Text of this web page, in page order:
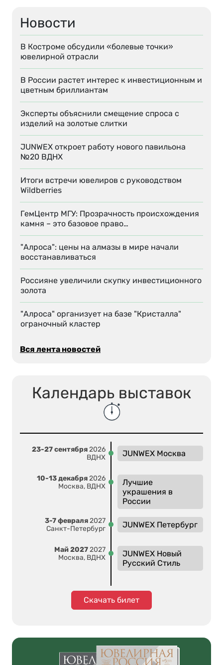
Новости
В Костроме обсудили «болевые точки»
ювелирной отрасли
В России растет интерес к инвестиционным и
цветным бриллиантам
Эксперты объяснили смещение спроса с
изделий на золотые слитки
JUNWEX откроет работу нового павильона
№20 ВДНХ
Итоги встречи ювелиров с руководством
Wildberries
ГемЦентр МГУ: Прозрачность происхождения
камня – это базовое право…
"Алроса": цены на алмазы в мире начали
восстанавливаться
Россияне увеличили скупку инвестиционного
золота
"Алроса" организует на базе "Кристалла"
ограночный кластер
Вся лента новостей
Календарь выставок
23-27 сентября2026
ВДНХ
JUNWEX Москва
10-13 декабря2026
Москва, ВДНХ
Лучшие
украшения в
России
3-7 февраля2027
Санкт-Петербург
JUNWEX Петербург
Май 20272027
Москва, ВДНХ
JUNWEX Новый
Русский Стиль
Скачать билет